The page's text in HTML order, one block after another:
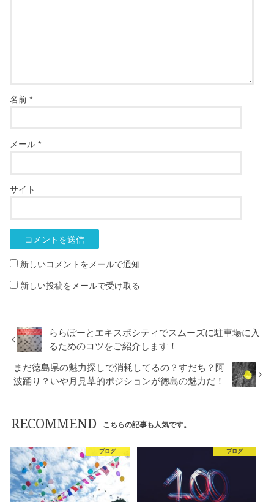
名前*
メール*
サイト
新しいコメントをメールで通知
新しい投稿をメールで受け取る
ららぽーとエキスポシティでスムーズに駐車場に入
るためのコツをご紹介します！
まだ徳島県の魅力探しで消耗してるの？すだち？阿
波踊り？いや月見草的ポジションが徳島の魅力だ！
RECOMMEND こちらの記事も人気です。
ブログ ブログ